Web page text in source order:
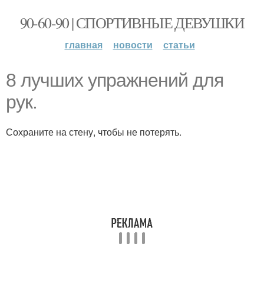
90-60-90 | СПОРТИВНЫЕ ДЕВУШКИ
главная новости статьи
8 лучших упражнений для
рук.
Сохраните на стену, чтобы не потерять.